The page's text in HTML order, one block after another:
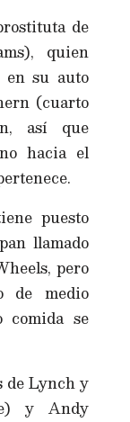
de
quien
en su auto
(cuarto
así que
hacia el
puesto
llamado
pero
de medio
comida se
de Lynch y
y Andy